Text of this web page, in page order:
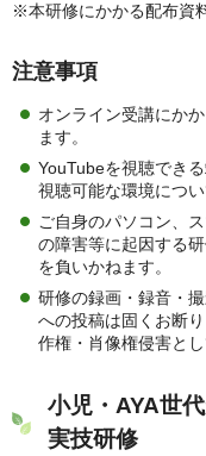
※本研修にかかる配布資
注意事項
オンライン受講にか
ます。
YouTubeを視聴でき
視聴可能な環境につ
ご自身のパソコン、
の障害等に起因する
を負いかねます。
研修の録画・録音・
への投稿は固くお断
作権・肖像権侵害と
小児・AYA世
実技研修